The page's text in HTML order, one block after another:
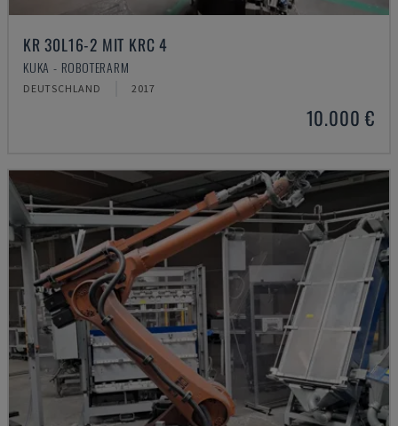
KR 30L16-2 MIT KRC 4
KUKA - ROBOTERARM
DEUTSCHLAND 2017
10.000 €